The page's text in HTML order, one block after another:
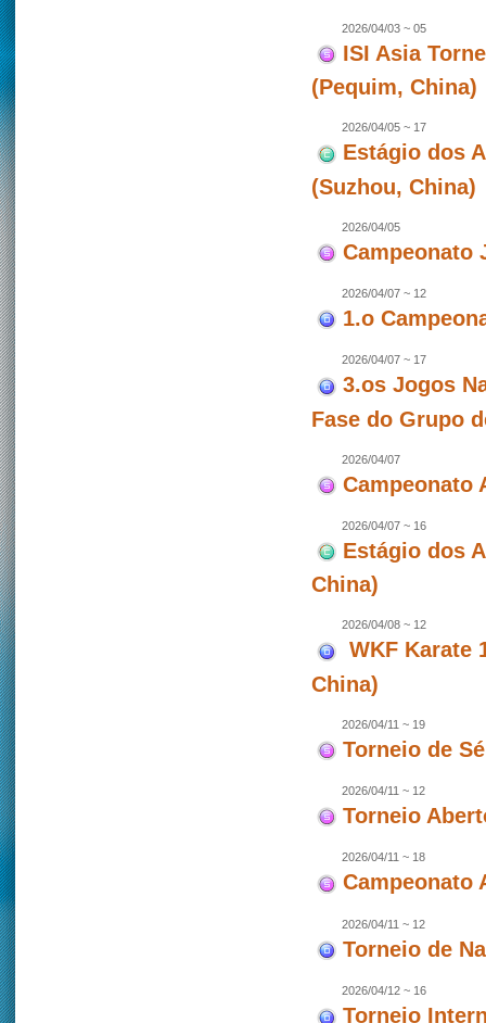
2026/04/03 ~ 05
ISI Asia
(Pequim, China)
2026/04/05 ~ 17
Estágio dos
(Suzhou, China)
2026/04/05
Campeonato
2026/04/07 ~ 12
1.o
2026/04/07 ~ 17
3.os Jogos
Fase do Grupo
2026/04/07
Campeonato
2026/04/07 ~ 16
Estágio dos
China)
2026/04/08 ~ 12
WKF Karate
China)
2026/04/11 ~ 19
Torneio de
2026/04/11 ~ 12
Torneio
2026/04/11 ~ 18
Campeonato
2026/04/11 ~ 12
Torneio de
2026/04/12 ~ 16
Torneio